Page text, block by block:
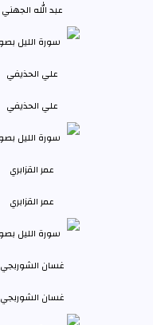
عبد الله الجهني
علي الحذيفي
عمر القزابري
غسان الشوربجي